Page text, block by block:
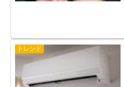
トレンド